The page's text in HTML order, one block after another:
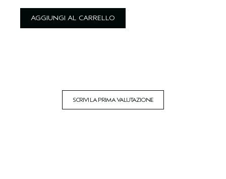
AGGIUNGI AL CARRELLO
SCRIVI LA PRIMA VALUTAZIONE